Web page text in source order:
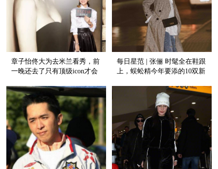
章子怡佟大为去米兰看秀，前
一晚还去了只有顶级icon才会
每日星范 | 张俪 时髦全在鞋跟
上，蜈蚣精今年要添的10双新